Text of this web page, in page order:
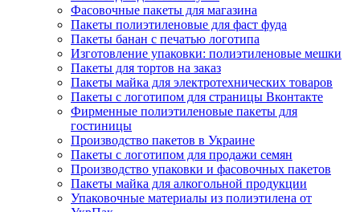
Фасовочные пакеты для магазина
Пакеты полиэтиленовые для фаст фуда
Пакеты банан с печатью логотипа
Изготовление упаковки: полиэтиленовые мешки
Пакеты для тортов на заказ
Пакеты майка для электротехнических товаров
Пакеты с логотипом для страницы Вконтакте
Фирменные полиэтиленовые пакеты для
гостиницы
Производство пакетов в Украине
Пакеты с логотипом для продажи семян
Производство упаковки и фасовочных пакетов
Пакеты майка для алкогольной продукции
Упаковочные материалы из полиэтилена от